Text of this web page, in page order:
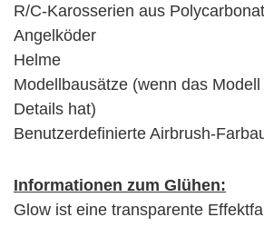
R/C-Karosserien aus Polycarbonat
Angelköder
Helme
Modellbausätze (wenn das
Details hat)
Benutzerdefinierte Airbrush-
Informationen zum Glühen:
Glow ist eine transparente